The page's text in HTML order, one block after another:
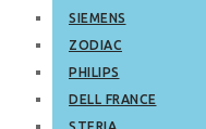
SIEMENS
ZODIAC
PHILIPS
DELL FRANCE